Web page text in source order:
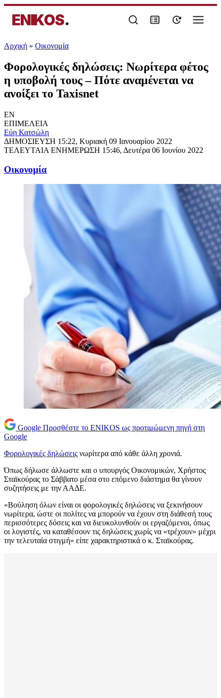
ENIKOS.
Αρχική » Oικονομία
Φορολογικές δηλώσεις: Νωρίτερα φέτος
η υποβολή τους – Πότε αναμένεται να
ανοίξει το Taxisnet
EN
ΕΠΙΜΕΛΕΙΑ
Εύη Κατσώλη
ΔΗΜΟΣΙΕΥΣΗ 15:22, Κυριακή 09 Ιανουαρίου 2022
ΤΕΛΕΥΤΑΙΑ ΕΝΗΜΕΡΩΣΗ 15:46, Δευτέρα 06 Ιουνίου 2022
Oικονομία
Google Προσθέστε το ENIKOS ως προτιμώμενη πηγή στη
Google
Φορολογικές δηλώσεις νωρίτερα από κάθε άλλη χρονιά.
Όπως δήλωσε άλλωστε και ο υπουργός Οικονομικών, Χρήστος
Σταϊκούρας το Σάββατο μέσα στο επόμενο διάστημα θα γίνουν
συζητήσεις με την ΑΑΔΕ.
«Βούληση όλων είναι οι φορολογικές δηλώσεις να ξεκινήσουν
νωρίτερα, ώστε οι πολίτες να μπορούν να έχουν στη διάθεσή τους
περισσότερες δόσεις και να διευκολυνθούν οι εργαζόμενοι, όπως
οι λογιστές, να καταθέσουν τις δηλώσεις χωρίς να «τρέχουν» μέχρι
την τελευταία στιγμή» είπε χαρακτηριστικά ο κ. Σταϊκούρας.